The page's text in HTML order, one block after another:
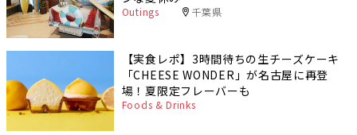
Outings 千葉県
【実食レポ】3時間待ちの生チーズケーキ
「CHEESE WONDER」が名古屋に再登
場！夏限定フレーバーも
Foods & Drinks